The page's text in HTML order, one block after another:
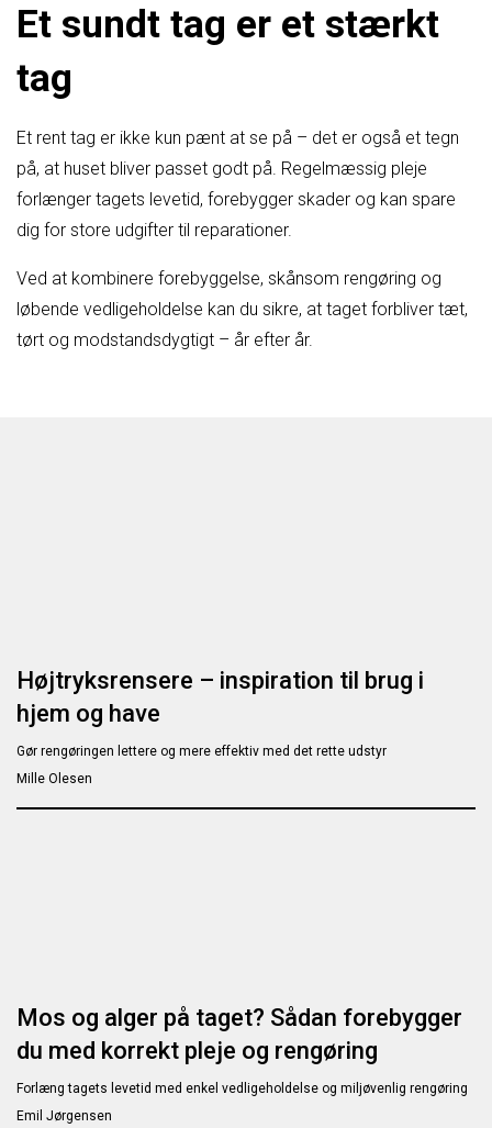
Et sundt tag er et stærkt
tag
Et rent tag er ikke kun pænt at se på – det er også et tegn
på, at huset bliver passet godt på. Regelmæssig pleje
forlænger tagets levetid, forebygger skader og kan spare
dig for store udgifter til reparationer.
Ved at kombinere forebyggelse, skånsom rengøring og
løbende vedligeholdelse kan du sikre, at taget forbliver tæt,
tørt og modstandsdygtigt – år efter år.
Højtryksrensere – inspiration til brug i
hjem og have
Gør rengøringen lettere og mere effektiv med det rette udstyr
Mille Olesen
Mos og alger på taget? Sådan forebygger
du med korrekt pleje og rengøring
Forlæng tagets levetid med enkel vedligeholdelse og miljøvenlig rengøring
Emil Jørgensen